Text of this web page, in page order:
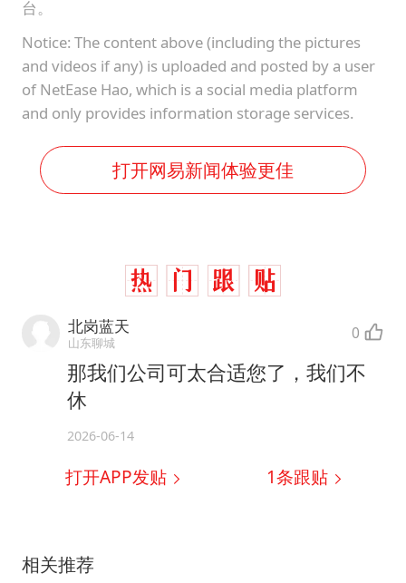
台。
Notice: The content above (including the pictures
and videos if any) is uploaded and posted by a user
of NetEase Hao, which is a social media platform
and only provides information storage services.
打开网易新闻体验更佳
北岗蓝天
山东聊城 0
那我们公司可太合适您了，我们不
休
2026-06-14
打开APP发贴 1条跟贴
相关推荐